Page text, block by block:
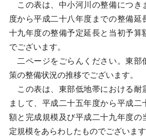
この表は、中小河川の整備につき
度から平成二十八年度までの整備延
十九年度の整備予定延長と当初予算
でございます。
二ページをごらんください。東部
策の整備状況の推移でございます。
この表は、東部低地帯における耐
まして、平成二十五年度から平成二
額と完成規模及び平成二十九年度の
定規模をあらわしたものでございます